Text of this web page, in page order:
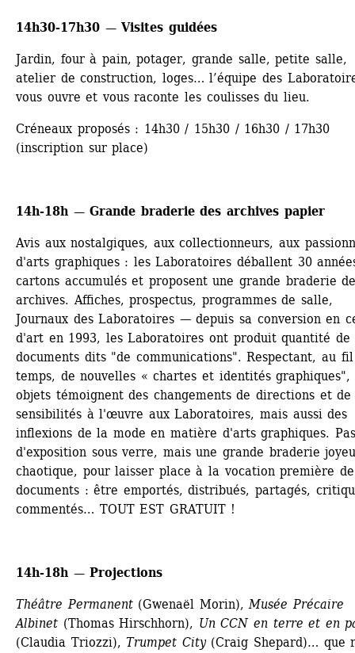
14h30-17h30 — Visites guidées
Jardin, four à pain, potager, grande salle, petite salle,
atelier de construction, loges… l’équipe des
vous ouvre et vous raconte les coulisses du lieu.
Créneaux proposés : 14h30 / 15h30 / 16h30 / 17h30
(inscription sur place)
14h-18h — Grande braderie des archives papier
Avis aux nostalgiques, aux collectionneurs, aux
d'arts graphiques : les Laboratoires déballent 30
cartons accumulés et proposent une grande braderie
archives. Affiches, prospectus, programmes de salle,
Journaux des Laboratoires — depuis sa conversion en
d'art en 1993, les Laboratoires ont produit quantité de
documents dits "de communications". Respectant, au
temps, de nouvelles « chartes et identités graphiques",
objets témoignent des changements de directions et de
sensibilités à l'œuvre aux Laboratoires, mais aussi des
inflexions de la mode en matière d'arts graphiques. Pas
d'exposition sous verre, mais une grande braderie
chaotique, pour laisser place à la vocation première
documents : être emportés, distribués, partagés,
commentés… TOUT EST GRATUIT !
14h-18h — Projections
Théâtre Permanent(Gwenaël Morin), Musée Précaire
Albinet (Thomas Hirschhorn), Un CCN en terre et en
(Claudia Triozzi), Trumpet City(Craig Shepard)… que